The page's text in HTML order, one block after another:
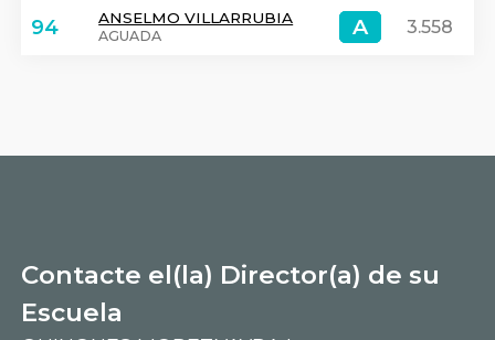
94 ANSELMO VILLARRUBIA
AGUADA A
A 3.558
Contacte el(la) Director(a) de su
Escuela